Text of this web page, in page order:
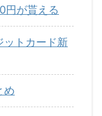
円が貰える
ットカード新
め